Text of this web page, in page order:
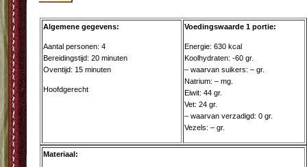
Algemene gegevens:
Aantal personen: 4
Bereidingstijd: 20 minuten
Oventijd: 15 minuten
Hoofdgerecht
Voedingswaarde 1 portie:
Energie: 630 kcal
Koolhydraten: -60 gr.
– waarvan suikers: – gr.
Natrium: – mg.
Eiwit: 44 gr.
Vet: 24 gr.
– waarvan verzadigd: 0 gr.
Vezels: – gr.
Materiaal: